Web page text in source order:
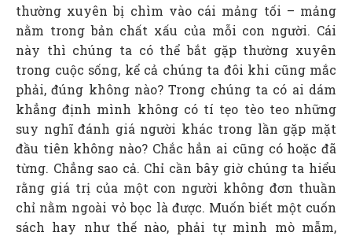
thường xuyên bị chìm vào cái mảng tối – mảng
nằm trong bản chất xấu của mỗi con người. Cái
này thì chúng ta có thể bắt gặp thường xuyên
trong cuộc sống, kể cả chúng ta đôi khi cũng mắc
phải, đúng không nào? Trong chúng ta có ai dám
khẳng định mình không có tí tẹo tèo teo những
suy nghĩ đánh giá người khác trong lần gặp mặt
đầu tiên không nào? Chắc hẳn ai cũng có hoặc đã
từng. Chẳng sao cả. Chỉ cần bây giờ chúng ta hiểu
rằng giá trị của một con người không đơn thuần
chỉ nằm ngoài vỏ bọc là được. Muốn biết một cuốn
sách hay như thế nào, phải tự mình mò mẫm,